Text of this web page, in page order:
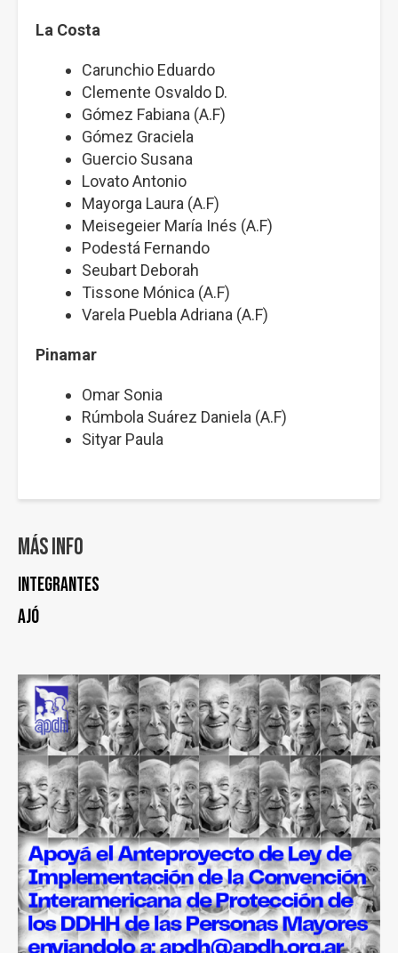
La Costa
Carunchio Eduardo
Clemente Osvaldo D.
Gómez Fabiana (A.F)
Gómez Graciela
Guercio Susana
Lovato Antonio
Mayorga Laura (A.F)
Meisegeier María Inés (A.F)
Podestá Fernando
Seubart Deborah
Tissone Mónica (A.F)
Varela Puebla Adriana (A.F)
Pinamar
Omar Sonia
Rúmbola Suárez Daniela (A.F)
Sityar Paula
Más info
Integrantes
Ajó